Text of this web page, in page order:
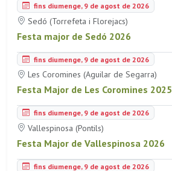
fins diumenge, 9 de agost de 2026
Sedó (Torrefeta i Florejacs)
Festa major de Sedó 2026
fins diumenge, 9 de agost de 2026
Les Coromines (Aguilar de Segarra)
Festa Major de Les Coromines 2025
fins diumenge, 9 de agost de 2026
Vallespinosa (Pontils)
Festa Major de Vallespinosa 2026
fins diumenge, 9 de agost de 2026